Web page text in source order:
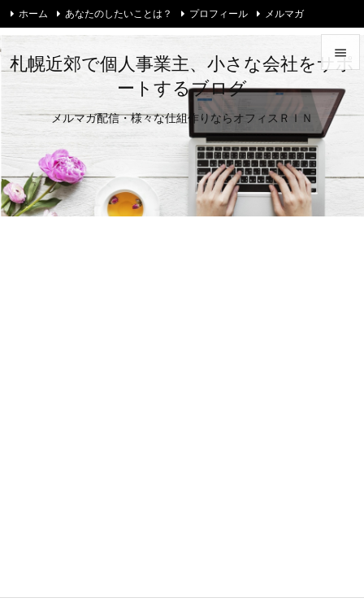
札幌近郊で個人事業主、小さな会社をサポ
ートするブログ
メルマガ配信・様々な仕組作りならオフィスＲＩＮ


メニュ


ホーム あなたのしたいことは？ プロフィール メルマガ